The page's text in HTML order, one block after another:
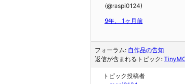
(@raspi0124)
9年、 1ヶ月前
フォーラム: 自作品の告知
返信が含まれるトピック:
トピック投稿者